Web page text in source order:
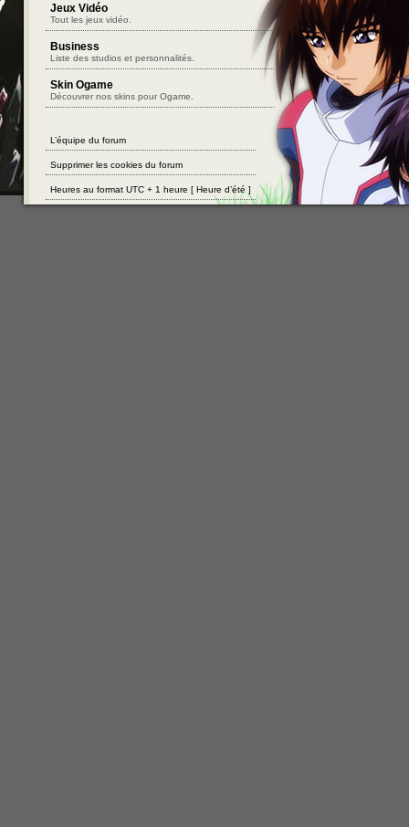
Jeux Vidéo
Tout les jeux vidéo.
Business
Liste des studios et personnalités.
Skin Ogame
Découvrer nos skins pour Ogame.
L’équipe du forum
Supprimer les cookies du forum
Heures au format UTC + 1 heure [ Heure d’été ]